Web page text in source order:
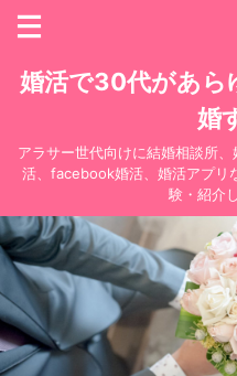
婚活で30代があら
婚
アラサー世代向けに結婚相談所
活、facebook婚活、婚活アプリ
験・紹介